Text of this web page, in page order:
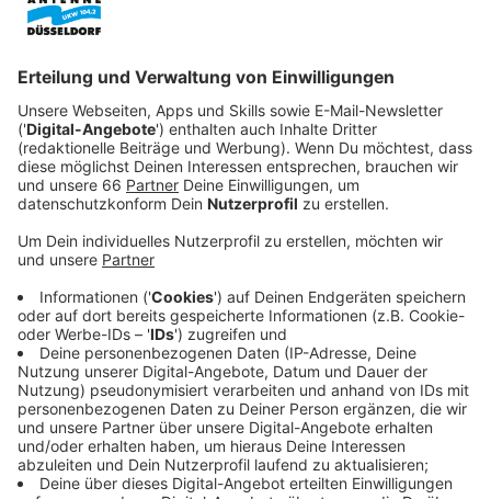
Veröffentlicht:
Anzeige
Knappe zwei Jahre später kann die Polizei sie
aufspüren und erschießt ihren Kidnapper. In der Zeit
ohne sie hat sich das Leben verändert. Unter anderem
hat ihr damaliger Freund mittlerweile eine neue
Freundin: Jeanette Turner (Chiara Aurelia).
Schnell keimt ein Verdacht auf: Die Entführung von
Kate muss etwas mit der Verwandlung von Jeanette
vom häßlichen Entlein zum hübschen Schwan zu tun
haben.
Streaming-Dienst: Amazon Prime Video
Anzeige